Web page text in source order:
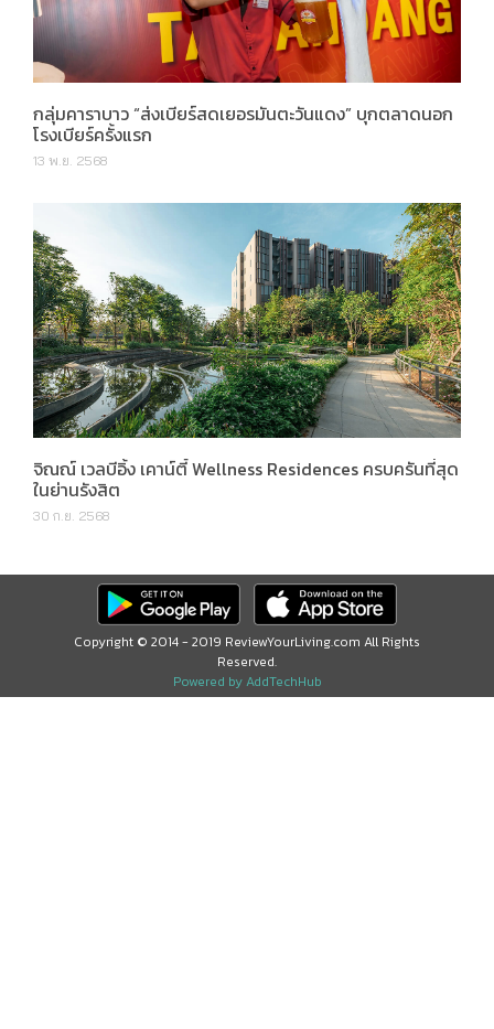
กลุ่มคาราบาว “ส่งเบียร์สดเยอรมันตะวันแดง” บุกตลาดนอก
โรงเบียร์ครั้งแรก
13 พ.ย. 2568
จิณณ์ เวลบีอิ้ง เคาน์ตี้ Wellness Residences ครบครันที่สุด
ในย่านรังสิต
30 ก.ย. 2568
Copyright © 2014 - 2019 ReviewYourLiving.com All Rights
Reserved.
Powered by AddTechHub